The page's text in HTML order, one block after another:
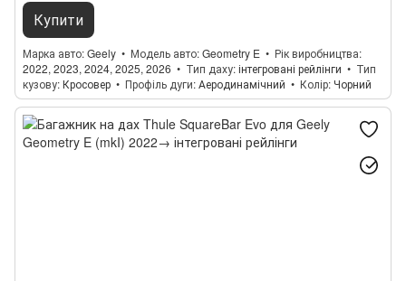
Купити
Марка авто Geely Модель авто Geometry E
Рік виробництва
2022, 2023, 2024, 2025, 2026
Тип даху інтегровані рейлінги
Тип
кузову Кросовер Профіль дуги Аеродинамічний Колір Чорний